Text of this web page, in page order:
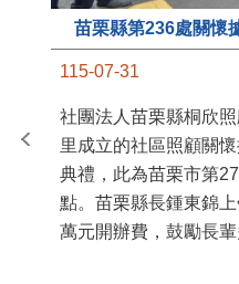
苗栗縣第236處關懷
115-07-31
社團法人苗栗縣桐欣
里成立的社區照顧關
典禮，此為苗栗市第
點。苗栗縣長鍾東錦
萬元開辦費，鼓勵長